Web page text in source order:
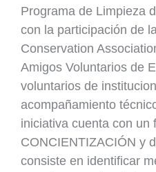
Programa de Limpieza
con la participación de
Conservation
Amigos Voluntarios de
voluntarios de
acompañamiento
iniciativa cuenta con un
CONCIENTIZACIÓN y
consiste en identificar